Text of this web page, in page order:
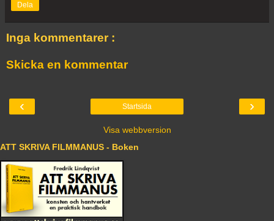
Dela
Inga kommentarer :
Skicka en kommentar
‹ ›
Startsida
Visa webbversion
ATT SKRIVA FILMMANUS - Boken